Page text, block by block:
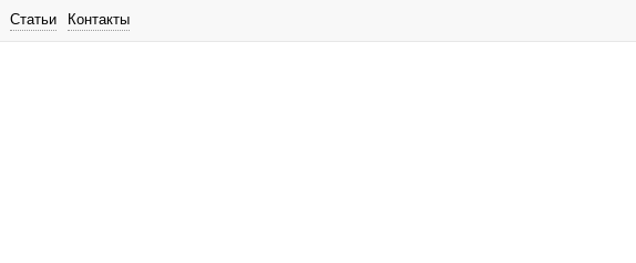
Статьи Контакты